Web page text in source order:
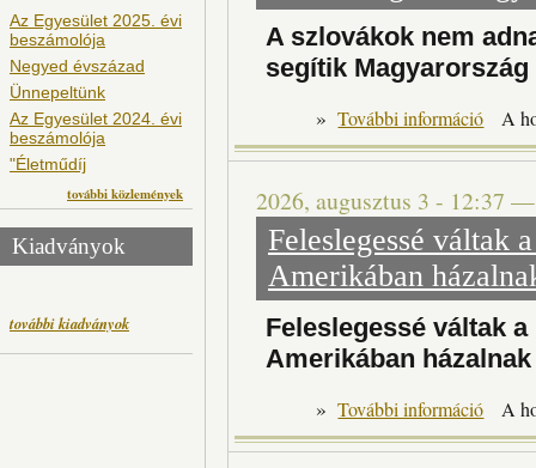
Az Egyesület 2025. évi
beszámolója
Negyed évszázad
Ünnepeltünk
Az Egyesület 2024. évi
beszámolója
"Életműdíj
további közlemények
Kiadványok
további kiadványok
A szlovákok nem
segítik
» További információ A
2026, augusztus 3 - 12:37
Feleslegessé váltak
Amerikában
Feleslegessé váltak
Amerikában
» További információ A